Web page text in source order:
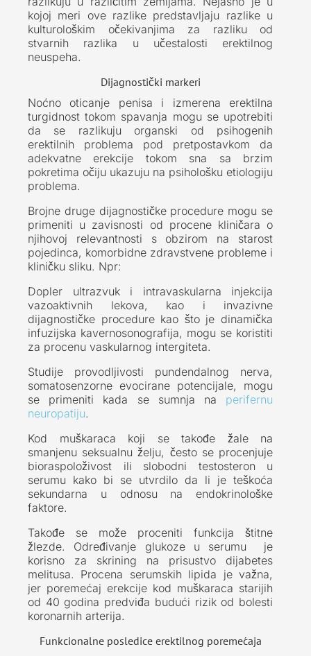
kojoj meri ove razlike predstavljaju razlike u
kulturološkim očekivanjima za razliku od
stvarnih razlika u učestalosti erektilnog
neuspeha.
Dijagnostički markeri
Noćno oticanje penisa i izmerena erektilna
turgidnost tokom spavanja mogu se upotrebiti
da se razlikuju organski od psihogenih
erektilnih problema pod pretpostavkom da
adekvatne erekcije tokom sna sa brzim
pokretima očiju ukazuju na psihološku etiologiju
problema.
Brojne druge dijagnostičke procedure mogu se
primeniti u zavisnosti od procene kliničara o
njihovoj relevantnosti s obzirom na starost
pojedinca, komorbidne zdravstvene probleme i
kliničku sliku. Npr:
Dopler ultrazvuk i intravaskularna injekcija
vazoaktivnih lekova, kao i invazivne
dijagnostičke procedure kao što je dinamička
infuzijska kavernosonografija, mogu se koristiti
za procenu vaskularnog intergiteta.
Studije provodljivosti pundendalnog nerva,
somatosenzorne evocirane potencijale, mogu
se primeniti kada se sumnja na perifernu
neuropatiju.
Kod muškaraca koji se takođe žale na
smanjenu seksualnu želju, često se procenjuje
bioraspoloživost ili slobodni testosteron u
serumu kako bi se utvrdilo da li je teškoća
sekundarna u odnosu na endokrinološke
faktore.
Takođe se može proceniti funkcija štitne
žlezde. Određivanje glukoze u serumu je
korisno za skrining na prisustvo dijabetes
melitusa. Procena serumskih lipida je važna,
jer poremećaj erekcije kod muškaraca starijih
od 40 godina predviđa budući rizik od bolesti
koronarnih arterija.
Funkcionalne posledice erektilnog poremećaja